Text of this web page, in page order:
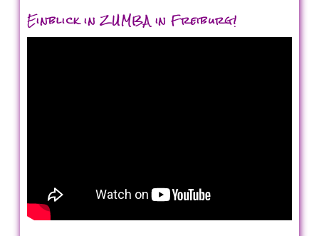
Einblick in ZUMBA in Freiburg!